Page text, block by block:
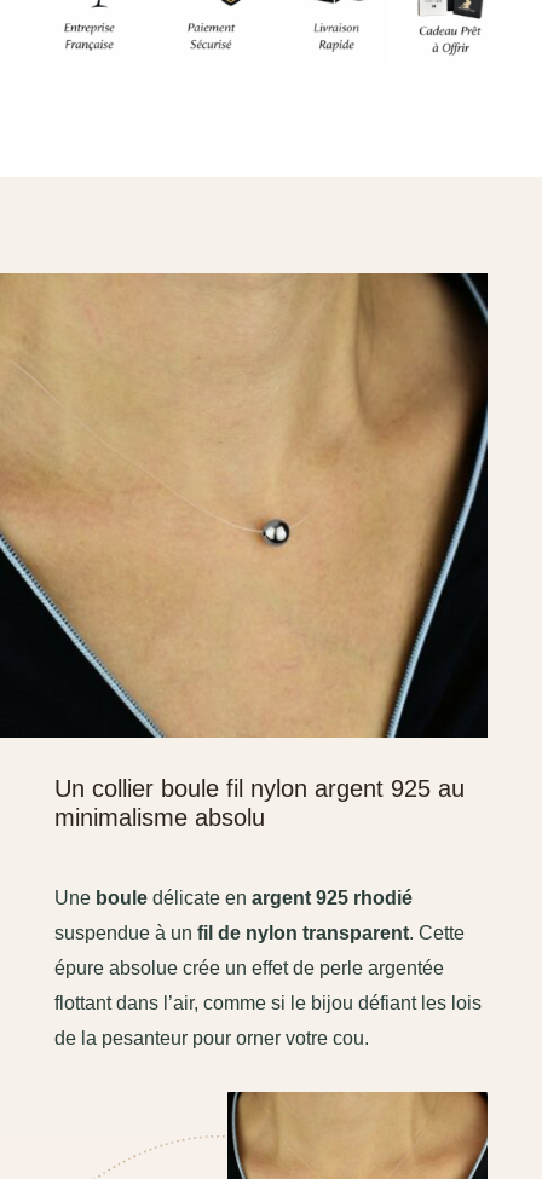
Un collier boule fil nylon argent 925 au
minimalisme absolu
Une bouledélicate en argent 925 rhodié
suspendue à un fil de nylon transparent. Cette
épure absolue crée un effet de perle argentée
flottant dans l’air, comme si le bijou défiant les lois
de la pesanteur pour orner votre cou.